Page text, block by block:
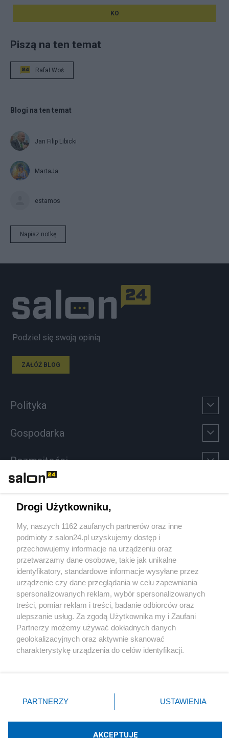
KO
Piszą na ten temat
Rafał Woś
Blogi na ten temat
Jan Filip Libicki
MartaJa
estamos
Napisz notkę
Podziel się swoją opinią
ZAŁÓŻ BLOG
Polityka
Gospodarka
Rozmaitości
Sport
Społeczeństwo
Kultura
X Facebook Instagram Youtube
Drogi Użytkowniku,
My, naszych 1162 zaufanych partnerów oraz inne
podmioty z salon24.pl uzyskujemy dostęp i
przechowujemy informacje na urządzeniu oraz
przetwarzamy dane osobowe, takie jak unikalne
identyfikatory, standardowe informacje wysyłane przez
urządzenie czy dane przeglądania w celu zapewniania
spersonalizowanych reklam, wybór spersonalizowanych
treści, pomiar reklam i treści, badanie odbiorców oraz
ulepszanie usług. Za zgodą Użytkownika my i Zaufani
Partnerzy możemy używać dokładnych danych
geolokalizacyjnych oraz aktywnie skanować
charakterystykę urządzenia do celów identyfikacji.
zmienić/wycofać klikając przycisk ustawień prywatności
znajdujący się w lewym dolnym rogu strony
rodzaje przetwarzania danych nie wymagają zgody
użytkownika, ale masz prawo sprzeciwić się takiemu
PARTNERZY USTAWIENIA
AKCEPTUJĘ